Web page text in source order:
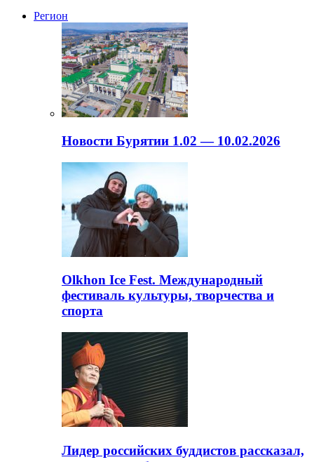
Регион
Новости Бурятии 1.02 — 10.02.2026
Olkhon Ice Fest. Международный
фестиваль культуры, творчества и
спорта
Лидер российских буддистов рассказал,